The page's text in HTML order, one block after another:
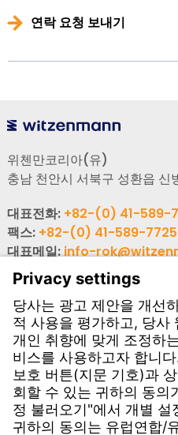
연락 요청 보내기
위첸만코리아(유)
충남 천안시 서북구 성환읍 신
대표전화: +82-(0) 41-589-
팩스: +82-(0) 41-589-7725
대표메일:info-
고객문의
사업장 소개
문의하기